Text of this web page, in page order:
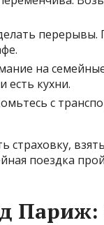
перерывы.
на
есть кухни.
с
страховку,
поездка
Париж: